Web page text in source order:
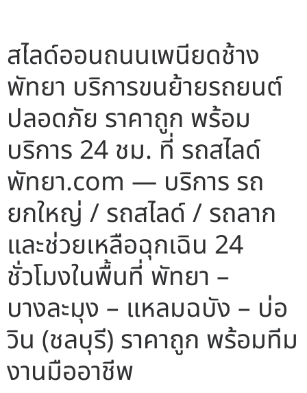
สไลด์ออนถนนเพนียดช้าง
พัทยา บริการขนย้ายรถยนต์
ปลอดภัย ราคาถูก พร้อม
บริการ 24 ชม. ที่ รถสไลด์
พัทยา.com — บริการ รถ
ยกใหญ่ / รถสไลด์ / รถลาก
และช่วยเหลือฉุกเฉิน 24
ชั่วโมงในพื้นที่ พัทยา –
บางละมุง – แหลมฉบัง – บ่อ
วิน (ชลบุรี) ราคาถูก พร้อมทีม
งานมืออาชีพ